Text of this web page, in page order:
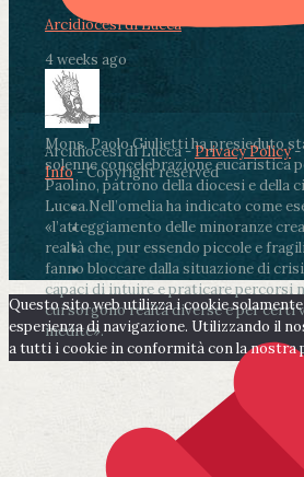
Arcidiocesi di Lucca
4 weeks ago
Mons. Paolo Giulietti ha presieduto
solenne concelebrazione eucaristica
Paolino, patrono della diocesi e della
Lucca.Nell’omelia ha indicato come
«l’atteggiamento delle minoranze
realtà che, pur essendo piccole e
fanno bloccare dalla situazione di
capaci di intuire e praticare percorsi
cui sorgono realtà diverse e per certi
inedite».
Arcidiocesi di Lucca -Privacy Policy-
Info- Copyright reserved
Questo sito web utilizza i cookie
esperienza di navigazione. Utilizzando il
a tutti i cookie in conformità con la nostra